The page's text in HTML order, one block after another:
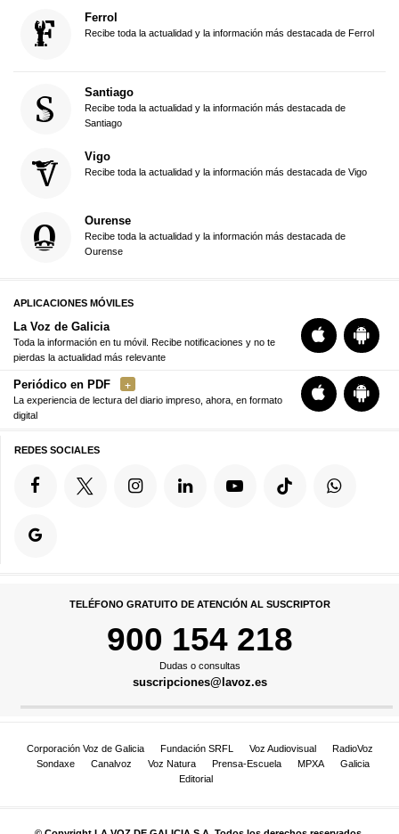
Ferrol
Recibe toda la actualidad y la información más destacada de Ferrol
Santiago
Recibe toda la actualidad y la información más destacada de
Santiago
Vigo
Recibe toda la actualidad y la información más destacada de Vigo
Ourense
Recibe toda la actualidad y la información más destacada de
Ourense
APLICACIONES MÓVILES
La Voz de Galicia
Toda la información en tu móvil. Recibe notificaciones y no te
pierdas la actualidad más relevante
Periódico en PDF
La experiencia de lectura del diario impreso, ahora, en formato
digital
REDES SOCIALES
TELÉFONO GRATUITO DE ATENCIÓN AL SUSCRIPTOR
900 154 218
Dudas o consultas
suscripciones@lavoz.es
Corporación Voz de Galicia Fundación SRFL Voz Audiovisual
RadioVoz
Sondaxe
Canalvoz Voz Natura Prensa-Escuela MPXA
Galicia
Editorial